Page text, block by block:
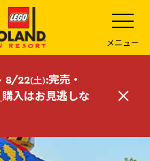
メ
ニ
ュ
ー
を
開
メニュー
8/22(土):完売・
購入はお見逃しな
閉